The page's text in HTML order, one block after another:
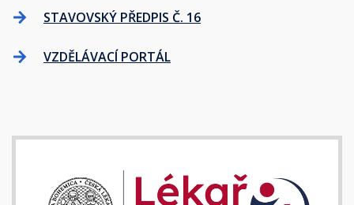
STAVOVSKÝ PŘEDPIS Č. 16
VZDĚLÁVACÍ PORTÁL